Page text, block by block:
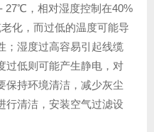
27℃，相对湿度控制在40%
化，而过低的温度可能导
；湿度过高容易引起线缆
过低则可能产生静电，对
保持环境清洁，减少灰尘
行清洁，安装空气过滤设